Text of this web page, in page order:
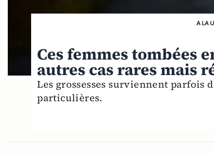
A LA
Ces femmes tombées
autres cas rares mais
Les grossesses surviennent parfois
particulières.